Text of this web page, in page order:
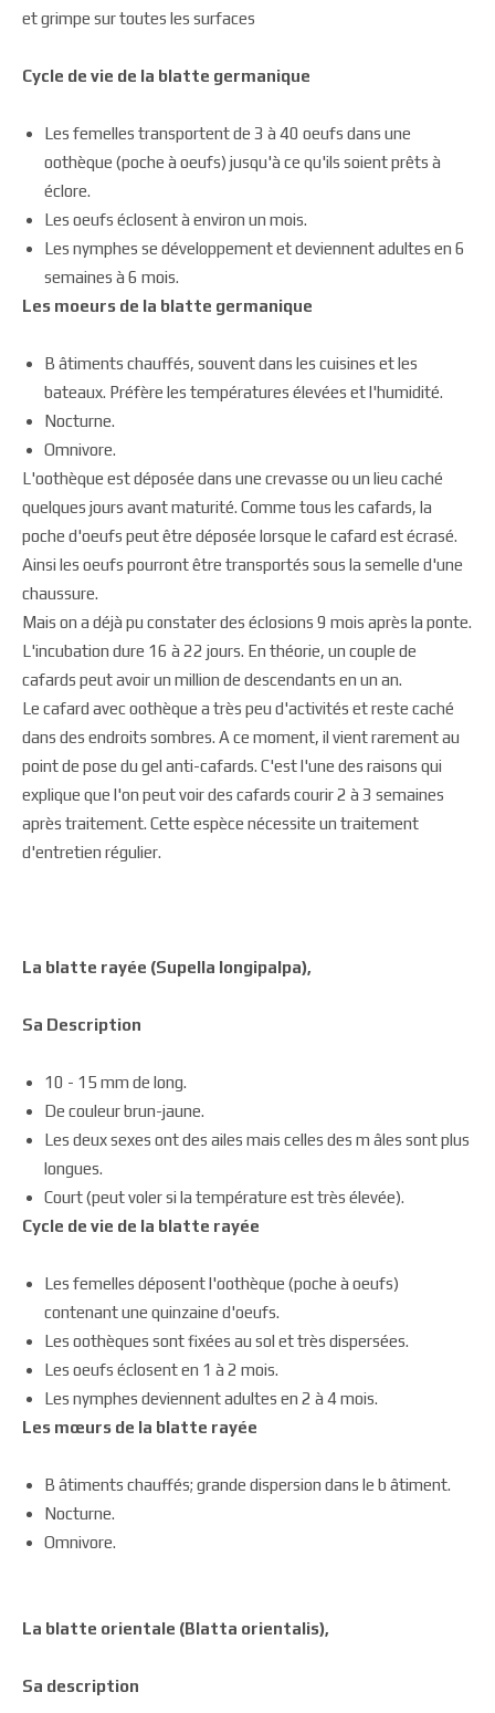
et grimpe sur toutes les surfaces
Cycle de vie de la blatte germanique
Les femelles transportent de 3 à 40 oeufs dans une
oothèque (poche à oeufs) jusqu'à ce qu'ils soient prêts à
éclore.
Les oeufs éclosent à environ un mois.
Les nymphes se développement et deviennent adultes en 6
semaines à 6 mois.
Les moeurs de la blatte germanique
B âtiments chauffés, souvent dans les cuisines et les
bateaux. Préfère les températures élevées et l'humidité.
Nocturne.
Omnivore.
L'oothèque est déposée dans une crevasse ou un lieu caché
quelques jours avant maturité. Comme tous les cafards, la
poche d'oeufs peut être déposée lorsque le cafard est écrasé.
Ainsi les oeufs pourront être transportés sous la semelle d'une
chaussure.
Mais on a déjà pu constater des éclosions 9 mois après la ponte.
L'incubation dure 16 à 22 jours. En théorie, un couple de
cafards peut avoir un million de descendants en un an.
Le cafard avec oothèque a très peu d'activités et reste caché
dans des endroits sombres. A ce moment, il vient rarement au
point de pose du gel anti-cafards. C'est l'une des raisons qui
explique que l'on peut voir des cafards courir 2 à 3 semaines
après traitement. Cette espèce nécessite un traitement
d'entretien régulier.
La blatte rayée (Supella longipalpa),
Sa Description
10 - 15 mm de long.
De couleur brun-jaune.
Les deux sexes ont des ailes mais celles des m âles sont plus
longues.
Court (peut voler si la température est très élevée).
Cycle de vie de la blatte rayée
Les femelles déposent l'oothèque (poche à oeufs)
contenant une quinzaine d'oeufs.
Les oothèques sont fixées au sol et très dispersées.
Les oeufs éclosent en 1 à 2 mois.
Les nymphes deviennent adultes en 2 à 4 mois.
Les mœurs de la blatte rayée
B âtiments chauffés; grande dispersion dans le b âtiment.
Nocturne.
Omnivore.
La blatte orientale (Blatta orientalis),
Sa description